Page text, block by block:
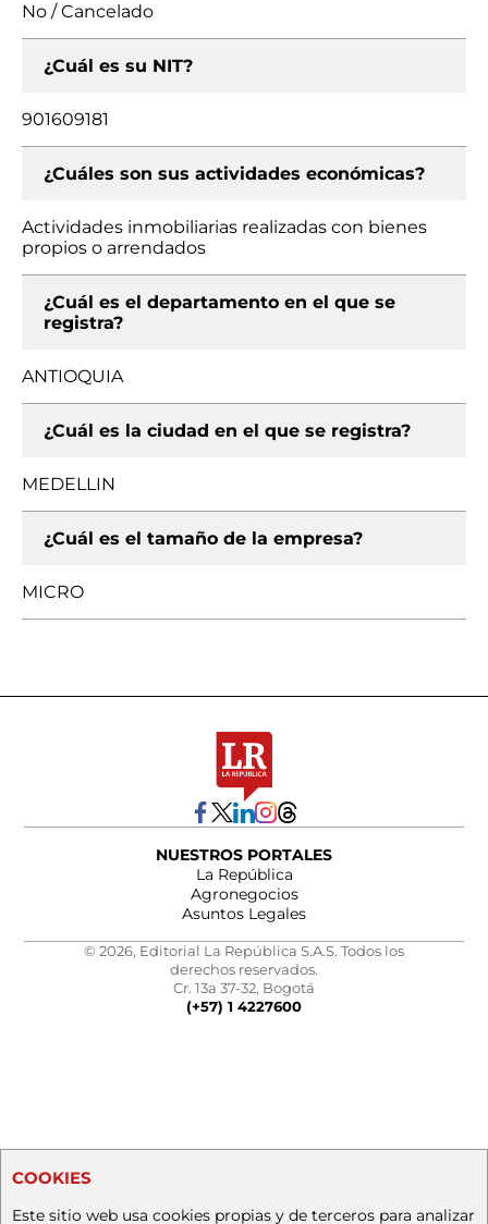
No / Cancelado
¿Cuál es su NIT?
901609181
¿Cuáles son sus actividades económicas?
Actividades inmobiliarias realizadas con bienes
propios o arrendados
¿Cuál es el departamento en el que se
registra?
ANTIOQUIA
¿Cuál es la ciudad en el que se registra?
MEDELLIN
¿Cuál es el tamaño de la empresa?
MICRO
NUESTROS PORTALES
La República
Agronegocios
Asuntos Legales
© 2026, Editorial La República S.A.S. Todos los
derechos reservados.
Cr. 13a 37-32, Bogotá
(+57) 1 4227600
COOKIES
Este sitio web usa cookies propias y de terceros para analizar